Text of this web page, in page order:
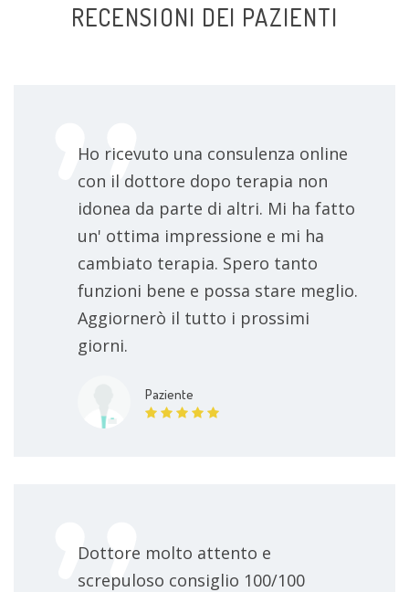
RECENSIONI DEI PAZIENTI
Ho ricevuto una consulenza online
con il dottore dopo terapia non
idonea da parte di altri. Mi ha fatto
un' ottima impressione e mi ha
cambiato terapia. Spero tanto
funzioni bene e possa stare meglio.
Aggiornerò il tutto i prossimi
giorni.
Paziente
Dottore molto attento e
screpuloso consiglio 100/100